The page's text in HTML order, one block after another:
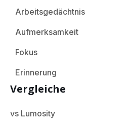
Arbeitsgedächtnis
Aufmerksamkeit
Fokus
Erinnerung
Vergleiche
vs Lumosity